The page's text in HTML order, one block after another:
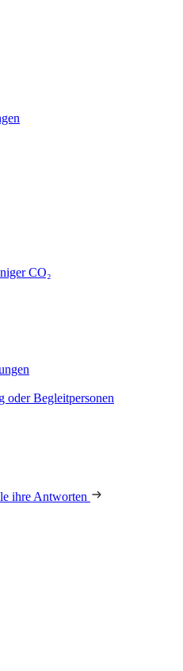
CO₂
oder Begleitpersonen
ihre Antworten